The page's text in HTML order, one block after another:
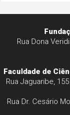
Rua Dona
Faculdade de
Rua Jaguaribe,
Rua Dr. Cesário